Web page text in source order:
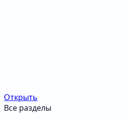
Открыть
Все разделы